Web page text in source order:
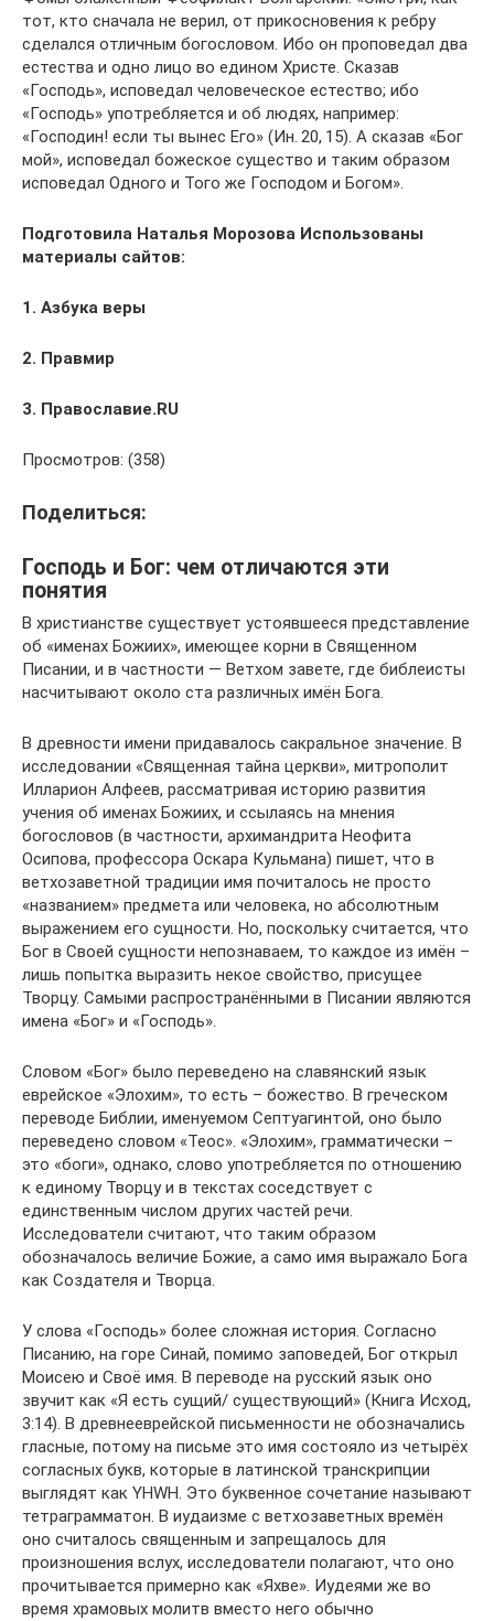
тот, кто сначала не верил, от прикосновения к ребру
сделался отличным богословом. Ибо он проповедал два
естества и одно лицо во едином Христе. Сказав
«Господь», исповедал человеческое естество; ибо
«Господь» употребляется и об людях, например:
«Господин! если ты вынес Его» (Ин. 20, 15). А сказав «Бог
мой», исповедал божеское существо и таким образом
исповедал Одного и Того же Господом и Богом».
Подготовила Наталья Морозова Использованы
материалы сайтов:
1. Азбука веры
2. Правмир
3. Православие.RU
Просмотров: (358)
Поделиться:
Господь и Бог: чем отличаются эти
понятия
В христианстве существует устоявшееся представление
об «именах Божиих», имеющее корни в Священном
Писании, и в частности — Ветхом завете, где библеисты
насчитывают около ста различных имён Бога.
В древности имени придавалось сакральное значение. В
исследовании «Священная тайна церкви», митрополит
Илларион Алфеев, рассматривая историю развития
учения об именах Божиих, и ссылаясь на мнения
богословов (в частности, архимандрита Неофита
Осипова, профессора Оскара Кульмана) пишет, что в
ветхозаветной традиции имя почиталось не просто
«названием» предмета или человека, но абсолютным
выражением его сущности. Но, поскольку считается, что
Бог в Своей сущности непознаваем, то каждое из имён –
лишь попытка выразить некое свойство, присущее
Творцу. Самыми распространёнными в Писании являются
имена «Бог» и «Господь».
Словом «Бог» было переведено на славянский язык
еврейское «Элохим», то есть – божество. В греческом
переводе Библии, именуемом Септуагинтой, оно было
переведено словом «Теос». «Элохим», грамматически –
это «боги», однако, слово употребляется по отношению
к единому Творцу и в текстах соседствует с
единственным числом других частей речи.
Исследователи считают, что таким образом
обозначалось величие Божие, а само имя выражало Бога
как Создателя и Творца.
У слова «Господь» более сложная история. Согласно
Писанию, на горе Синай, помимо заповедей, Бог открыл
Моисею и Своё имя. В переводе на русский язык оно
звучит как «Я есть сущий/ существующий» (Книга Исход,
3:14). В древнееврейской письменности не обозначались
гласные, потому на письме это имя состояло из четырёх
согласных букв, которые в латинской транскрипции
выглядят как YHWH. Это буквенное сочетание называют
тетраграмматон. В иудаизме с ветхозаветных времён
оно считалось священным и запрещалось для
произношения вслух, исследователи полагают, что оно
прочитывается примерно как «Яхве». Иудеями же во
время храмовых молитв вместо него обычно